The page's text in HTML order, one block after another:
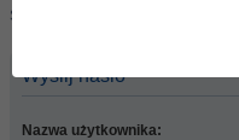
Skocz do:
Wyślij hasło
Nazwa użytkownika: